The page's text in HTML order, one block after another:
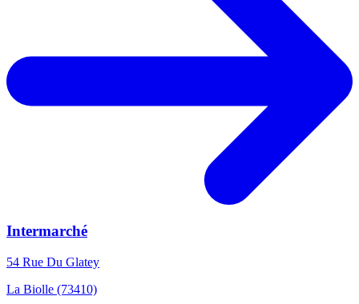
Intermarché
54 Rue Du Glatey
La Biolle (73410)